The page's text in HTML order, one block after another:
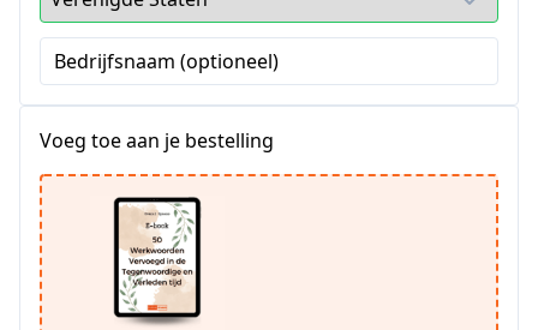
Bedrijfsnaam (optioneel)
Voeg toe aan je bestelling